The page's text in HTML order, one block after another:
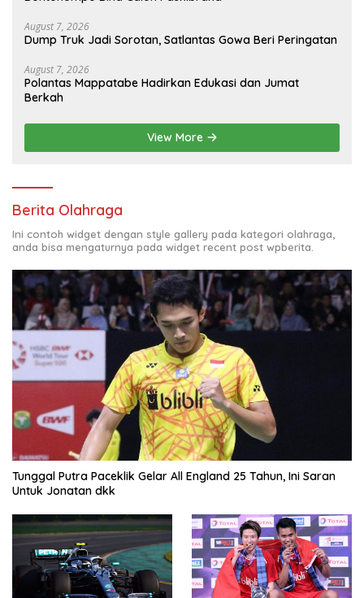
August 7, 2026
Dump Truk Jadi Sorotan, Satlantas Gowa Beri Peringatan
August 7, 2026
Polantas Mappatabe Hadirkan Edukasi dan Jumat
Berkah
View More
Berita Olahraga
Ini contoh widget dengan style gallery pada kategori olahraga,
anda bisa mengaturnya pada widget recent post wpberita.
Tunggal Putra Paceklik Gelar All England 25 Tahun, Ini Saran
Untuk Jonatan dkk